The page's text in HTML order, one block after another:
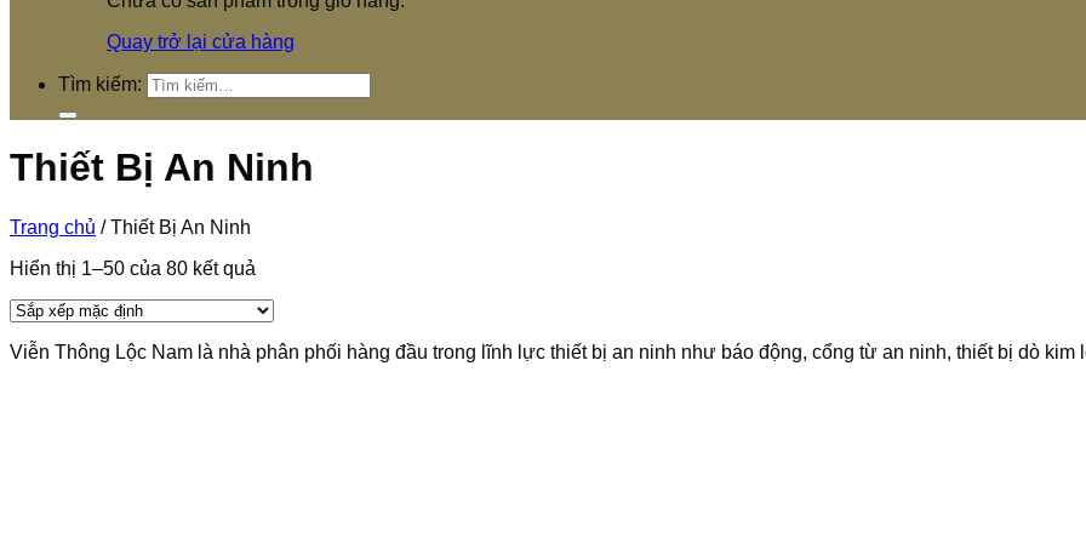
Quay trở lại cửa hàng
Tìm kiếm:
Thiết Bị An Ninh
Trang chủ /Thiết Bị An Ninh
Hiển thị 1–50 của 80 kết quả
Viễn Thông Lộc Nam là nhà phân phối hàng đầu trong lĩnh lực thiết bị an ninh như báo động, cổng từ an ninh, thiết bị dò kim